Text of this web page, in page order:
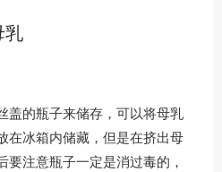
乳
盖的瓶子来储存，可以将母乳
在冰箱内储藏，但是在挤出母
注意瓶子一定是消过毒的，